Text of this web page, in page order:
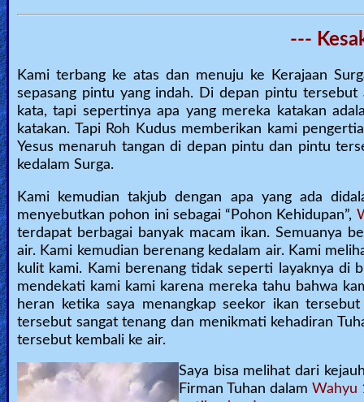
Random
Ask
AI
Bible
Questions
Something
Funny...
2nd
Page,
Older
Material
---
Kami terbang ke atas dan menuju ke Kerajaan
sepasang pintu yang indah. Di depan pintu
kata, tapi sepertinya apa yang mereka katakan
katakan. Tapi Roh Kudus memberikan kami
Yesus menaruh tangan di depan pintu dan pintu
kedalam Surga.
Kami kemudian takjub dengan apa yang ada
menyebutkan pohon ini sebagai “Pohon Kehidupan”,
terdapat berbagai banyak macam ikan. Semuanya
air. Kami kemudian berenang kedalam air. Kami
kulit kami. Kami berenang tidak seperti layaknya di
mendekati kami kami karena mereka tahu bahwa
heran ketika saya menangkap seekor ikan
tersebut sangat tenang dan menikmati kehadiran
tersebut kembali ke air.
Saya bisa melihat dari
Firman Tuhan dalam Wahyu